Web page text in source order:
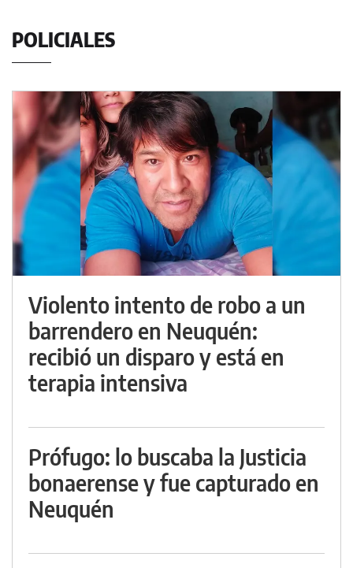
POLICIALES
Violento intento de robo a un
barrendero en Neuquén:
recibió un disparo y está en
terapia intensiva
Prófugo: lo buscaba la Justicia
bonaerense y fue capturado en
Neuquén